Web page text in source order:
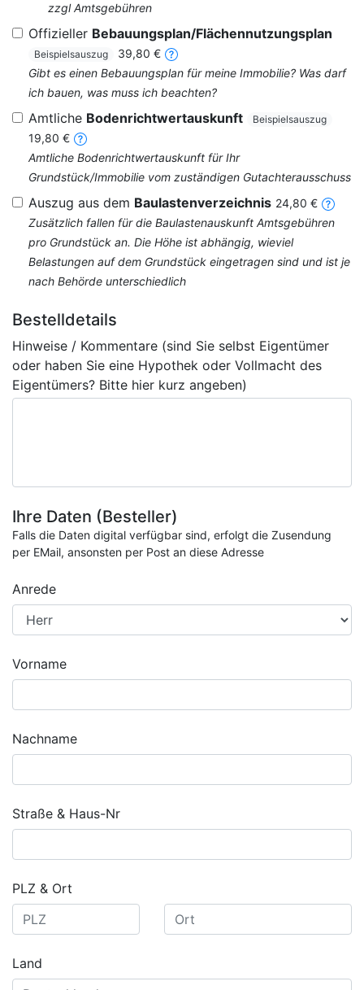
zzgl Amtsgebühren
Offizieller Bebauungsplan/Flächennutzungsplan
Beispielsauszug
39,80 €
Gibt es einen Bebauungsplan für meine Immobilie? Was darf
ich bauen, was muss ich beachten?
Amtliche Bodenrichtwertauskunft Beispielsauszug
19,80 €
Amtliche Bodenrichtwertauskunft für Ihr
Grundstück/Immobilie vom zuständigen Gutachterausschuss
Auszug aus dem Baulastenverzeichnis 24,80 €
Zusätzlich fallen für die Baulastenauskunft Amtsgebühren
pro Grundstück an. Die Höhe ist abhängig, wieviel
Belastungen auf dem Grundstück eingetragen sind und ist je
nach Behörde unterschiedlich
Bestelldetails
Hinweise / Kommentare (sind Sie selbst Eigentümer
oder haben Sie eine Hypothek oder Vollmacht des
Eigentümers? Bitte hier kurz angeben)
Ihre Daten (Besteller)
Falls die Daten digital verfügbar sind, erfolgt die Zusendung
per EMail, ansonsten per Post an diese Adresse
Anrede
Vorname
Nachname
Straße & Haus-Nr
PLZ & Ort
Land